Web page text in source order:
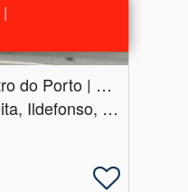
Apartamentos | Centro do Porto | Rua de Santa Catarina | Oportunidade de Investimento
Porto, Porto, Cedofeita, Ildefonso, Sé, Miragaia, Nicolau, Vitória